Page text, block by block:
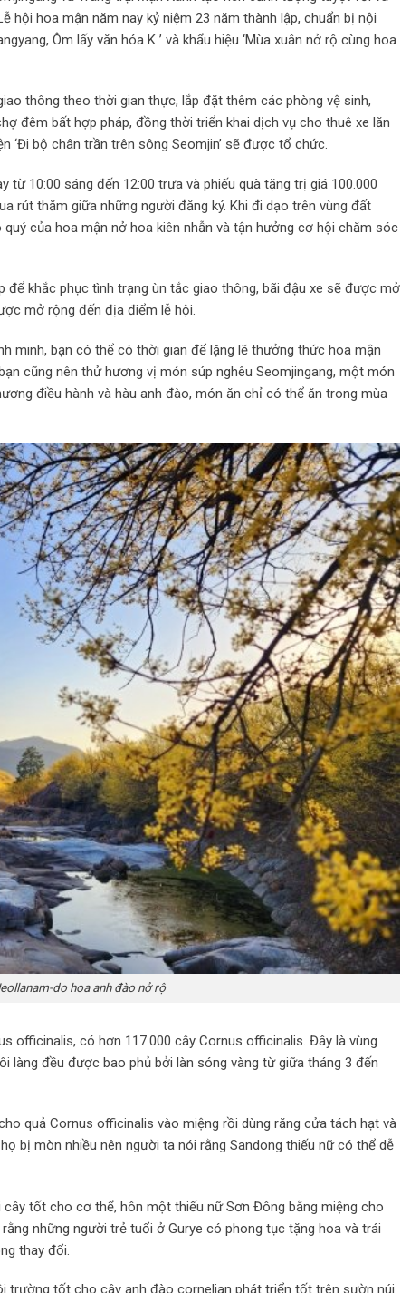
hội hoa mận năm nay kỷ niệm 23 năm thành lập, chuẩn bị nội
Ôm lấy văn hóa K ’ và khẩu hiệu ‘Mùa xuân nở rộ cùng hoa
thông theo thời gian thực, lắp đặt thêm các phòng vệ sinh,
đêm bất hợp pháp, đồng thời triển khai dịch vụ cho thuê xe lăn
‘Đi bộ chân trần trên sông Seomjin’ sẽ được tổ chức.
từ 10:00 sáng đến 12:00 trưa và phiếu quà tặng trị giá 100.000
rút thăm giữa những người đăng ký. Khi đi dạo trên vùng đất
của hoa mận nở hoa kiên nhẫn và tận hưởng cơ hội chăm sóc
để khắc phục tình trạng ùn tắc giao thông, bãi đậu xe sẽ được mở
mở rộng đến địa điểm lễ hội.
minh, bạn có thể có thời gian để lặng lẽ thưởng thức hoa mận
cũng nên thử hương vị món súp nghêu Seomjingang, một món
điều hành và hàu anh đào, món ăn chỉ có thể ăn trong mùa
do hoa anh đào nở rộ
officinalis, có hơn 117.000 cây Cornus officinalis. Đây là vùng
làng đều được bao phủ bởi làn sóng vàng từ giữa tháng 3 đến
quả Cornus officinalis vào miệng rồi dùng răng cửa tách hạt và
bị mòn nhiều nên người ta nói rằng Sandong thiếu nữ có thể dễ
tốt cho cơ thể, hôn một thiếu nữ Sơn Đông bằng miệng cho
những người trẻ tuổi ở Gurye có phong tục tặng hoa và trái
thay đổi.
trường tốt cho cây anh đào cornelian phát triển tốt trên sườn núi.